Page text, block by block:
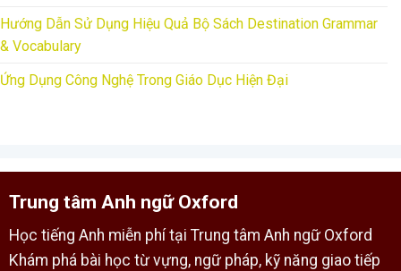
Hướng Dẫn Sử Dụng Hiệu Quả Bộ Sách Destination Grammar
& Vocabulary
Ứng Dụng Công Nghệ Trong Giáo Dục Hiện Đại
Trung tâm Anh ngữ Oxford
Học tiếng Anh miễn phí tại Trung tâm Anh ngữ Oxford
Khám phá bài học từ vựng, ngữ pháp, kỹ năng giao tiếp